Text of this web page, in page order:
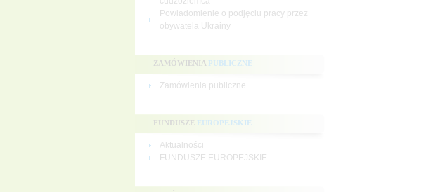
Powiadomienie o podjęciu pracy przez
obywatela Ukrainy
ZAMÓWIENIA PUBLICZNE
Zamówienia publiczne
FUNDUSZE EUROPEJSKIE
Aktualności
FUNDUSZE EUROPEJSKIE